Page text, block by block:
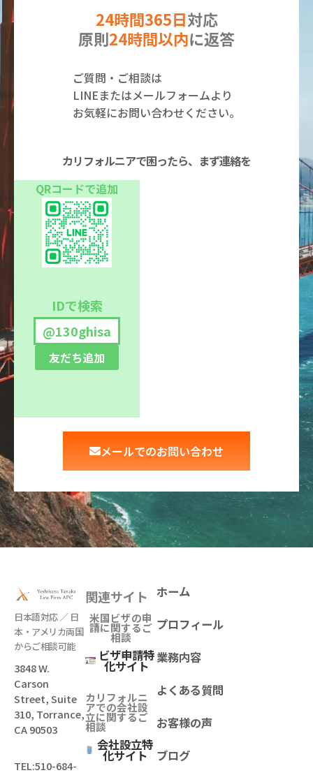
24時間365日対応
原則24時間以内に返答
ご質問・ご相談は
LINEまたはメールフォームより
お気軽にお問い合わせください。
カリフォルニアで困ったら、まず連絡を
QRコードで追加
IDで検索
@130ghisa
友だち追加
メールでのお問い合わせ
日本語対応 ／ 日
本・アメリカ両国
からご相談可能
3848 W.
Carson
Street, Suite
310, Torrance,
CA 90503
TEL:510-684-
関連サイト
米国ビザの申
請に関するご
相談
ビザ申請特
化サイト
カリフォルニ
アでの会社設
立に関するご
相談
会社設立特
化サイト
ホーム
プロフィール
業務内容
よくある質問
お客様の声
ブログ